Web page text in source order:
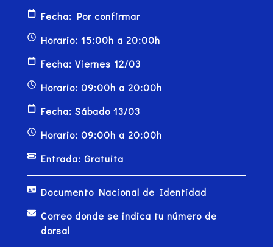
Fecha: Por confirmar
Horario: 15:00h a 20:00h
Fecha: Viernes 12/03
Horario: 09:00h a 20:00h
Fecha: Sábado 13/03
Horario: 09:00h a 20:00h
Entrada: Gratuita
Documento Nacional de Identidad
Correo donde se indica tu número de
dorsal